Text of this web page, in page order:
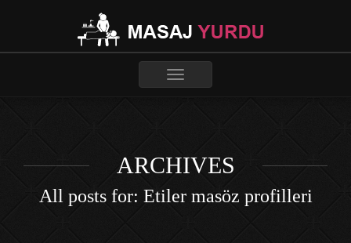
Toggle
ARCHIVES
All posts for: Etiler masöz profilleri